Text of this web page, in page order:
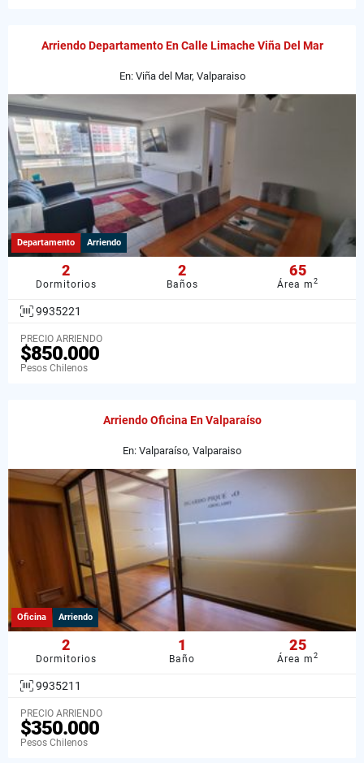
Arriendo Departamento En Calle Limache Viña Del Mar
En: Viña del Mar, Valparaiso
Departamento Arriendo
2
Dormitorios
2
Baños
65
Área m2
9935221
PRECIO ARRIENDO
$850.000
Pesos Chilenos
Arriendo Oficina En Valparaíso
En: Valparaíso, Valparaiso
Oficina Arriendo
2
Dormitorios
1
Baño
25
Área m2
9935211
PRECIO ARRIENDO
$350.000
Pesos Chilenos